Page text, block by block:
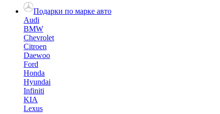
Подарки по марке авто
Audi
BMW
Chevrolet
Citroen
Daewoo
Ford
Honda
Hyundai
Infiniti
KIA
Lexus